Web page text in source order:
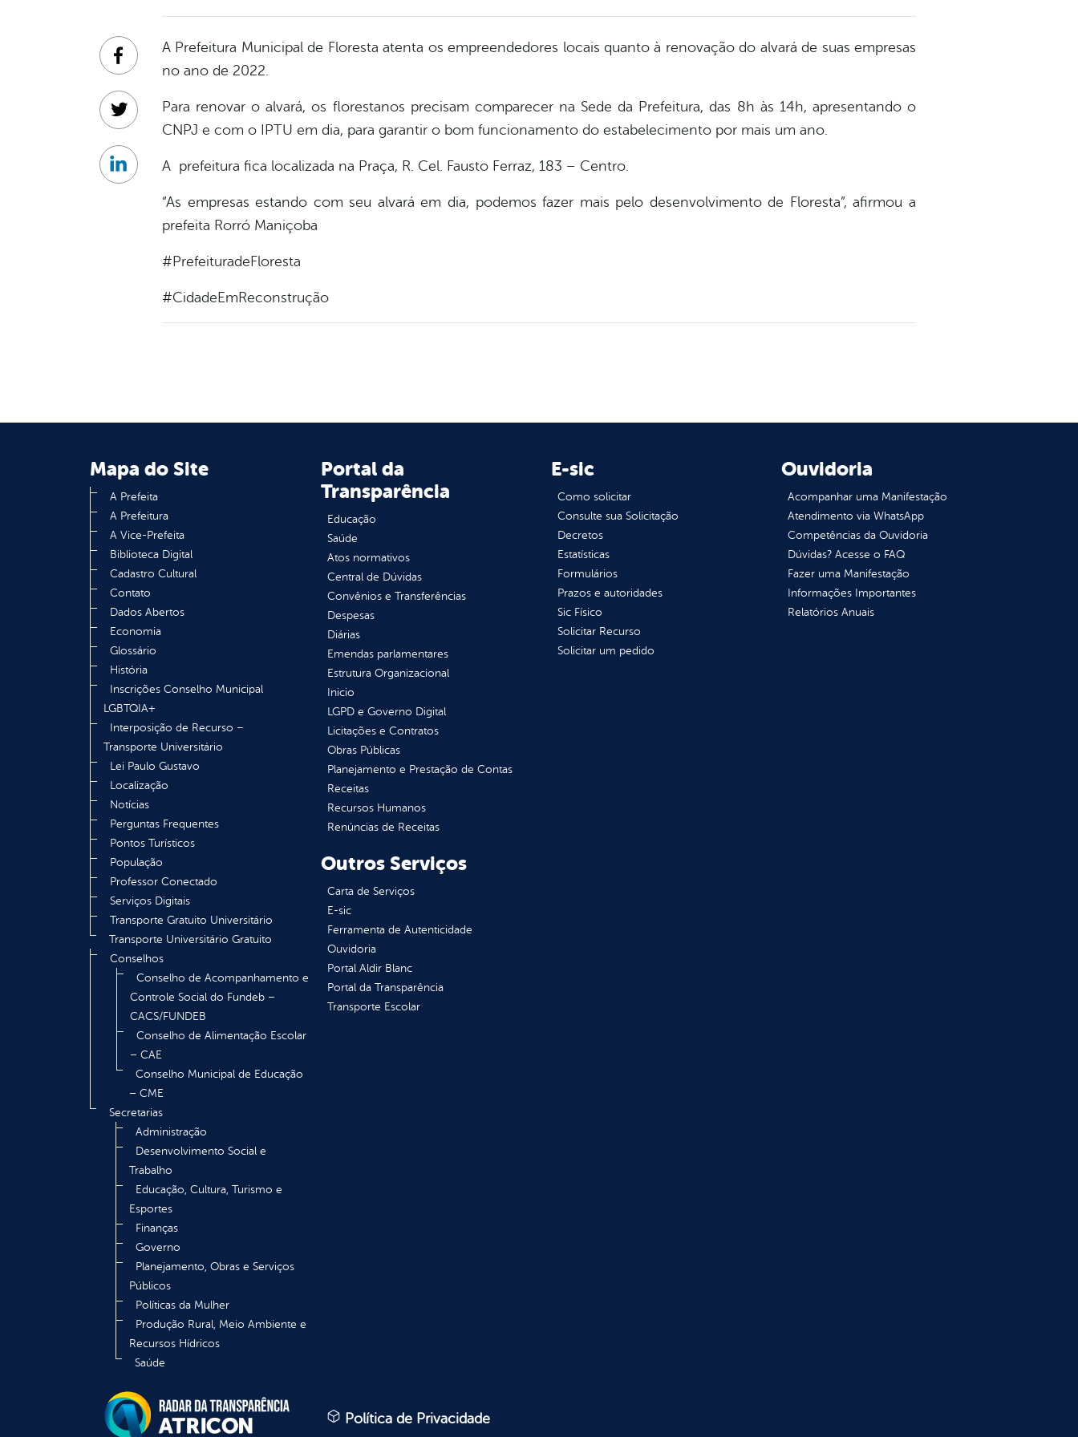
A Prefeitura Municipal de Floresta atenta os empreendedores locais quanto à renovação do alvará de suas empresas
no ano de 2022.
Para renovar o alvará, os florestanos precisam comparecer na Sede da Prefeitura, das 8h às 14h, apresentando o
CNPJ e com o IPTU em dia, para garantir o bom funcionamento do estabelecimento por mais um ano.
A prefeitura fica localizada na Praça, R. Cel. Fausto Ferraz, 183 – Centro.
“As empresas estando com seu alvará em dia, podemos fazer mais pelo desenvolvimento de Floresta”, afirmou a
prefeita Rorró Maniçoba
#PrefeituradeFloresta
#CidadeEmReconstrução
Facebook
Twitter
Linkedin
Mapa do Site
A Prefeita
A Prefeitura
A Vice-Prefeita
Biblioteca Digital
Cadastro Cultural
Contato
Dados Abertos
Economia
Glossário
História
Inscrições Conselho Municipal
LGBTQIA+
Interposição de Recurso –
Transporte Universitário
Lei Paulo Gustavo
Localização
Notícias
Perguntas Frequentes
Pontos Turísticos
População
Professor Conectado
Serviços Digitais
Transporte Gratuito Universitário
Transporte Universitário Gratuito
Conselhos
Conselho de Acompanhamento e
Controle Social do Fundeb –
CACS/FUNDEB
Conselho de Alimentação Escolar
– CAE
Conselho Municipal de Educação
– CME
Secretarias
Administração
Desenvolvimento Social e
Trabalho
Educação, Cultura, Turismo e
Esportes
Finanças
Governo
Planejamento, Obras e Serviços
Públicos
Políticas da Mulher
Produção Rural, Meio Ambiente e
Recursos Hídricos
Saúde
Portal da
Transparência
Educação
Saúde
Atos normativos
Central de Dúvidas
Convênios e Transferências
Despesas
Diárias
Emendas parlamentares
Estrutura Organizacional
Inicio
LGPD e Governo Digital
Licitações e Contratos
Obras Públicas
Planejamento e Prestação de Contas
Receitas
Recursos Humanos
Renúncias de Receitas
E-sic
Como solicitar
Consulte sua Solicitação
Decretos
Estatísticas
Formulários
Prazos e autoridades
Sic Físico
Solicitar Recurso
Solicitar um pedido
Ouvidoria
Acompanhar uma Manifestação
Atendimento via WhatsApp
Competências da Ouvidoria
Dúvidas? Acesse o FAQ
Fazer uma Manifestação
Informações Importantes
Relatórios Anuais
Outros Serviços
Carta de Serviços
E-sic
Ferramenta de Autenticidade
Ouvidoria
Portal Aldir Blanc
Portal da Transparência
Transporte Escolar
Política de Privacidade